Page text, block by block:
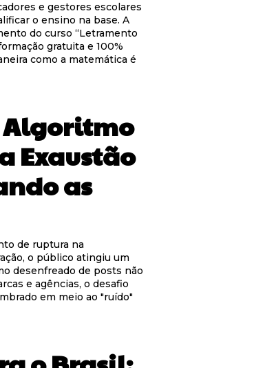
e gestores escolares
o ensino na base. A
do curso “Letramento
gratuita e 100%
como a matemática é
Algoritmo
Exaustão
as
de ruptura na
o público atingiu um
desenfreado de posts não
e agências, o desafio
em meio ao "ruído"